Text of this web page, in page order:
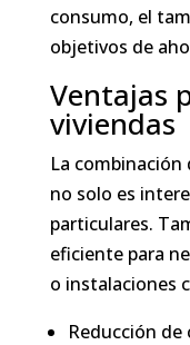
consumo, el
objetivos de
Ventajas
viviendas
La combinación
no solo es
particulares.
eficiente para
o instalaciones
Reducción